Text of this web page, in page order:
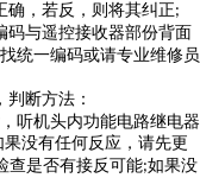
确，若反，则将其纠正;
码与遥控接收器部份背面
统一编码或请专业维修员
断方法：
机头内功能电路继电器
果没有任何反应，请先更
查是否有接反可能;如果没